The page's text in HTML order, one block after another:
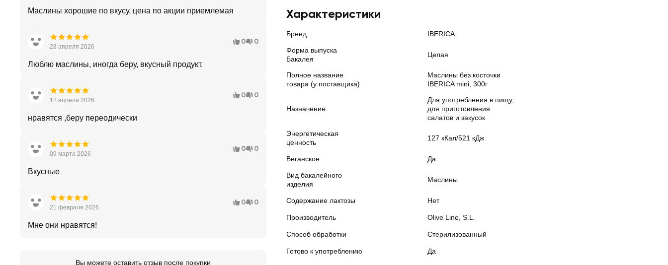
Характеристики
Бренд IBERICA
Форма выпуска
Бакалея
Целая
Полное название
товара (у поставщика)
Маслины без косточки
IBERICA mini, 300г
Назначение
Для употребления в пищу,
для приготовления
салатов и закусок
Энергетическая
ценность
127 кКал/521 кДж
Веганское Да
Вид бакалейного
изделия
Маслины
Содержание лактозы Нет
Производитель Olive Line, S.L.
Способ обработки Стерилизованный
Готово к употреблению Да
Маслины хорошие по вкусу, цена по акции приемлемая
28 апреля 2026
0 0
Люблю маслины, иногда беру, вкусный продукт.
12 апреля 2026
0 0
нравятся ,беру переодически
09 марта 2026
0 0
Вкусные
21 февраля 2026
0 0
Мне они нравятся!
Вы можете оставить отзыв после покупки